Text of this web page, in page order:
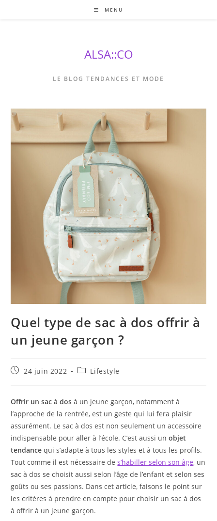
MENU
ALSA::CO
LE BLOG TENDANCES ET MODE
Quel type de sac à dos offrir à
un jeune garçon ?
Publication
24 juin 2022
PostLifestyle
Offrir un sac à dos à un jeune garçon, notamment à
l’approche de la rentrée, est un geste qui lui fera plaisir
assurément. Le sac à dos est non seulement un accessoire
indispensable pour aller à l’école. C’est aussi unobjet
tendance qui s’adapte à tous les styles et à tous les profils.
Tout comme il est nécessaire des’habiller selon son âge, un
sac à dos se choisit aussi selon l’âge de l’enfant et selon ses
goûts ou ses passions. Dans cet article, faisons le point sur
les critères à prendre en compte pour choisir un sac à dos
à offrir à un jeune garçon.